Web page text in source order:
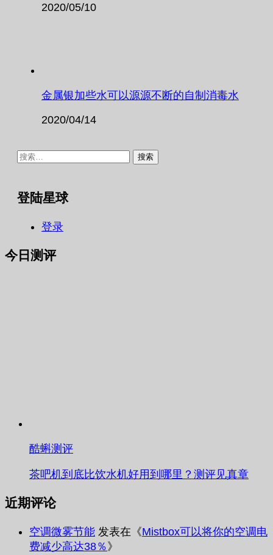
2020/05/10
金属银加些水可以源源不断的自制消毒水
2020/04/14
搜
登陆星球
登录
今日测评
酷蝌测评
茶吧机到底比饮水机好用到哪里？测评见真章
近期评论
空调微雾节能 发表在《Mistbox可以将你的空调电
费减少高达38％ 》